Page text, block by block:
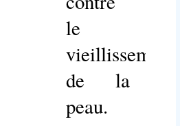
le
vieillissement
de la
peau.